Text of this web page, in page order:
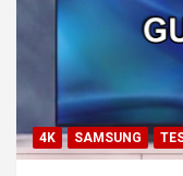
4K SAMSUNG